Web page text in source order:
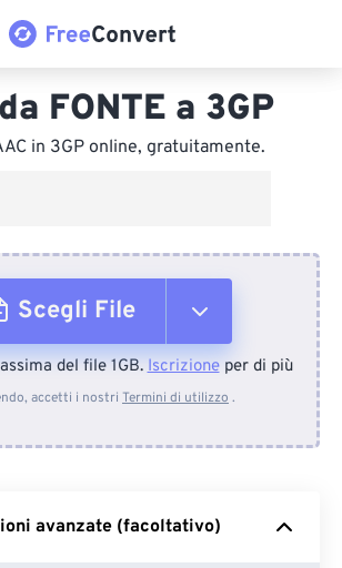
FONTE a 3GP
in 3GP online, gratuitamente.
Scegli File
Dal dispositivo
Da Google Drive
del file 1GB.Iscrizioneper di più
accetti i nostri Termini di utilizzo .
avanzate (facoltativo)